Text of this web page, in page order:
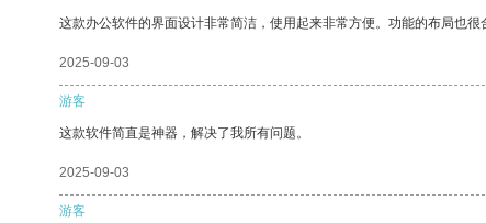
这款办公软件的界面设计非常简洁，使用起来非常方便。功能的布局也很
2025-09-03
游客
这款软件简直是神器，解决了我所有问题。
2025-09-03
游客